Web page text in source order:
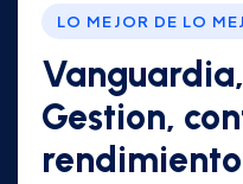
LO MEJOR DE LO
Gestion,